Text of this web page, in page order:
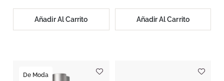
Añadir Al Carrito Añadir Al Carrito
De Moda